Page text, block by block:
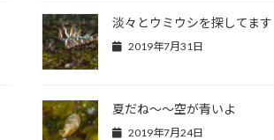
淡々とウミウシを探してます
2019年7月31日
夏だね～～空が青いよ
2019年7月24日